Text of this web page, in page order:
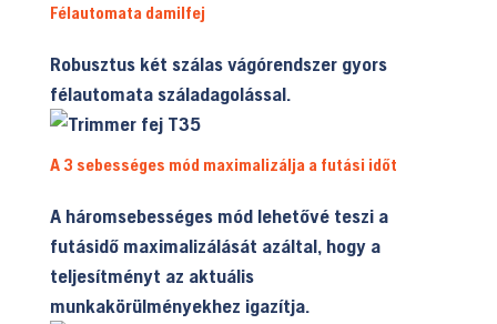
Félautomata damilfej
Robusztus két szálas vágórendszer gyors
félautomata száladagolással.
A 3 sebességes mód maximalizálja a futási időt
A háromsebességes mód lehetővé teszi a
futásidő maximalizálását azáltal, hogy a
teljesítményt az aktuális
munkakörülményekhez igazítja.